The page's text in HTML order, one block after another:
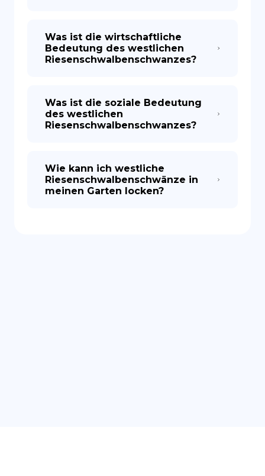
Was ist die wirtschaftliche
Bedeutung des westlichen
Riesenschwalbenschwanzes?
Was ist die soziale Bedeutung
des westlichen
Riesenschwalbenschwanzes?
Wie kann ich westliche
Riesenschwalbenschwänze in
meinen Garten locken?